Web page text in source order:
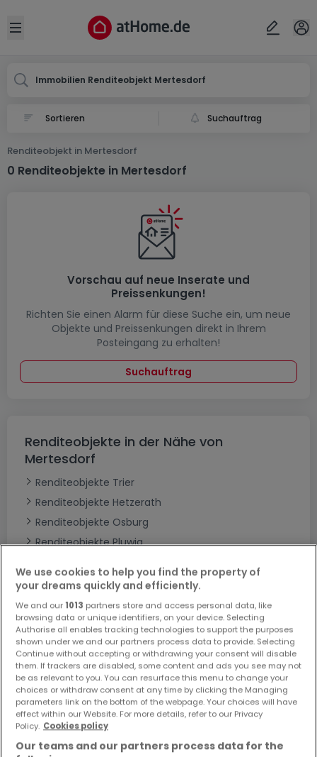
Open sidebar
Immobilien Renditeobjekt Mertesdorf
Suchauftrag
Renditeobjekt in Mertesdorf
0 Renditeobjekte in Mertesdorf
Vorschau auf neue Inserate und
Preissenkungen!
Richten Sie einen Alarm für diese Suche ein, um neue
Objekte und Preissenkungen direkt in Ihrem
Posteingang zu erhalten!
Suchauftrag
Renditeobjekte in der Nähe von
Mertesdorf
Renditeobjekte Trier
Renditeobjekte Hetzerath
Renditeobjekte Osburg
Renditeobjekte Pluwig
Renditeobjekte - Suche mit einer
Zimmerangabe
1 Zimmer
2 Zimmer
3 Zimmer
4 Zimmer
5 Zimmer
6 Zimmer
Ort
Abbrechen ok
We use cookies to help you find the property of
your dreams quickly and efficiently.
We and our 1013 partners store and access personal data, like
browsing data or unique identifiers, on your device. Selecting
Authorise all enables tracking technologies to support the purposes
shown under we and our partners process data to provide. Selecting
Continue without accepting or withdrawing your consent will disable
them. If trackers are disabled, some content and ads you see may not
be as relevant to you. You can resurface this menu to change your
choices or withdraw consent at any time by clicking the Managing
parameters link on the bottom of the webpage. Your choices will have
effect within our Website. For more details, refer to our Privacy
Policy. Cookies policy
Our teams and our partners process data for the